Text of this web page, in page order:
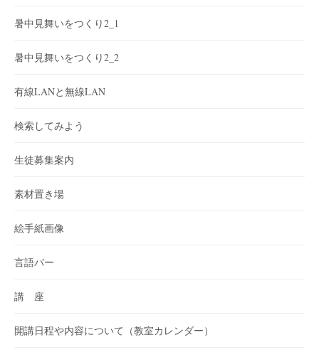
暑中見舞いをつくり2_1
暑中見舞いをつくり2_2
有線LANと無線LAN
検索してみよう
生徒募集案内
素材置き場
絵手紙画像
言語バー
講 座
開講日程や内容について（教室カレンダー）